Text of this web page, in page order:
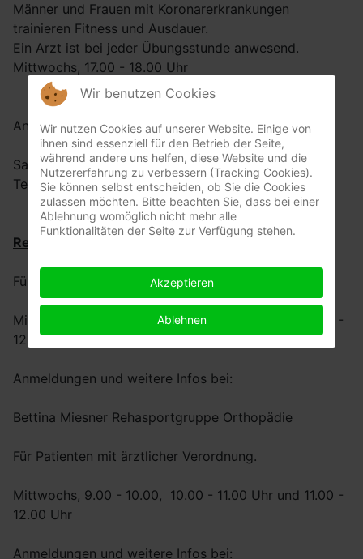
Männer und Frauen mit Koronarerkrankungen
trainieren Fitness und Ausdauer.
Ein Arzt ist bei jeder Übungsstunde anwesend.
Mittwochs, 17.00 - 18.00 Uhr
Anmeldungen und weitere Infos bei:
Sabine Görg
Tel. 04208-3242
Rehasportgruppe Ortopädie
Für Patienten mit ärztlicher Verordnung.
Mittwochs, 9.00 - 10.00, 10.00 - 11.00 Uhr und 11.00 -
12.00 Uhr
Anmeldungen und weitere Infos bei:
Bettina Miesner Rehasportgruppe Orthopädie
Für Patienten mit ärztlicher Verordnung.
Mittwochs, 9.00 - 10.00, 10.00 - 11.00 Uhr und 11.00 -
12.00 Uhr
Anmeldungen und weitere Infos bei:
Wir benutzen Cookies
Wir nutzen Cookies auf unserer Website. Einige von
ihnen sind essenziell für den Betrieb der Seite,
während andere uns helfen, diese Website und die
Nutzererfahrung zu verbessern (Tracking Cookies).
Sie können selbst entscheiden, ob Sie die Cookies
zulassen möchten. Bitte beachten Sie, dass bei einer
Ablehnung womöglich nicht mehr alle
Funktionalitäten der Seite zur Verfügung stehen.
Akzeptieren
Ablehnen